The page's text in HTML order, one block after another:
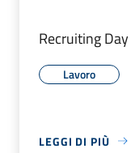
Recruiting Day
Lavoro
LEGGI DI PIÙ